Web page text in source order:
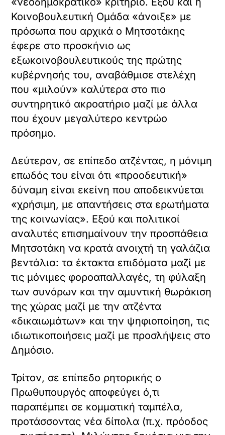
Κοινοβουλευτική Ομάδα «άνοιξε» με
πρόσωπα που αρχικά ο Μητσοτάκης
έφερε στο προσκήνιο ως
εξωκοινοβουλευτικούς της πρώτης
κυβέρνησής του, αναβάθμισε στελέχη
που «μιλούν» καλύτερα στο πιο
συντηρητικό ακροατήριο μαζί με άλλα
που έχουν μεγαλύτερο κεντρώο
πρόσημο.
Δεύτερον, σε επίπεδο ατζέντας, η μόνιμη
επωδός του είναι ότι «προοδευτική»
δύναμη είναι εκείνη που αποδεικνύεται
«χρήσιμη, με απαντήσεις στα ερωτήματα
της κοινωνίας». Εξού και πολιτικοί
αναλυτές επισημαίνουν την προσπάθεια
Μητσοτάκη να κρατά ανοιχτή τη γαλάζια
βεντάλια: τα έκτακτα επιδόματα μαζί με
τις μόνιμες φοροαπαλλαγές, τη φύλαξη
των συνόρων και την αμυντική θωράκιση
της χώρας μαζί με την ατζέντα
«δικαιωμάτων» και την ψηφιοποίηση, τις
ιδιωτικοποιήσεις μαζί με προσλήψεις στο
Δημόσιο.
Τρίτον, σε επίπεδο ρητορικής ο
Πρωθυπουργός αποφεύγει ό,τι
παραπέμπει σε κομματική ταμπέλα,
προτάσσοντας νέα δίπολα (π.χ. πρόοδος